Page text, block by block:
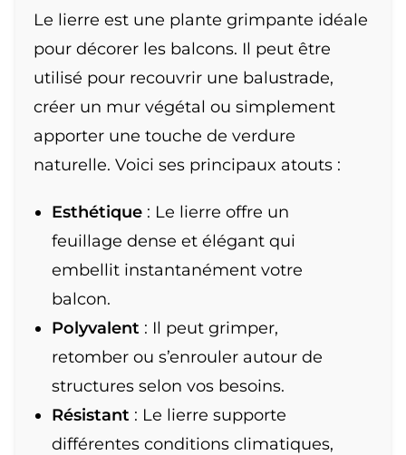
Le lierre est une plante grimpante idéale
pour décorer les balcons. Il peut être
utilisé pour recouvrir une balustrade,
créer un mur végétal ou simplement
apporter une touche de verdure
naturelle. Voici ses principaux atouts :
Esthétique : Le lierre offre un
feuillage dense et élégant qui
embellit instantanément votre
balcon.
Polyvalent : Il peut grimper,
retomber ou s’enrouler autour de
structures selon vos besoins.
Résistant : Le lierre supporte
différentes conditions climatiques,